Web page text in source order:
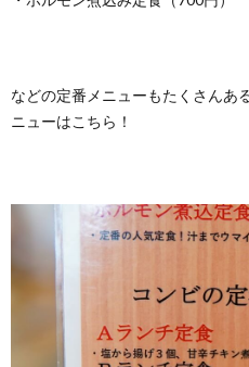
などの定番メニューもたくさんあ
ニューはこちら！